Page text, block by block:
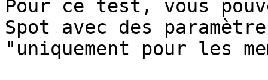
Pour ce test, vous
Spot avec des
"uniquement pour les